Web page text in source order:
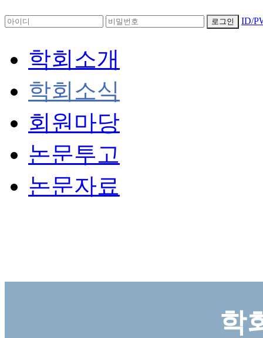
로그인 ID/
학회소개
학회소식
회원마당
논문투고
논문자료
학